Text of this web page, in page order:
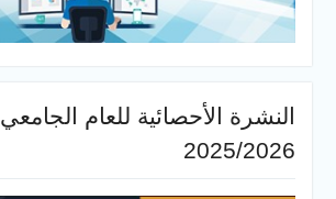
النشرة الأحصائية للعام الجامعي
2025/2026